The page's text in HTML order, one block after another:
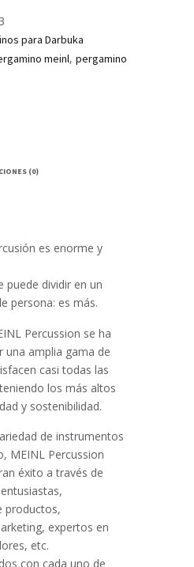
para Darbuka
meinl, pergamino
(0)
es enorme y
puede dividir en un
persona: es más.
Percussion se ha
una amplia gama de
casi todas las
los más altos
y sostenibilidad.
de instrumentos
MEINL Percussion
éxito a través de
productos,
expertos en
etc.
con cada uno de